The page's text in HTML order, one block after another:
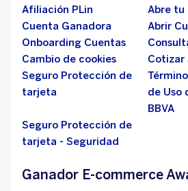
Afiliación PLin
Abre tu
Cuenta Ganadora
Abrir
Onboarding Cuentas
Cambio de cookies
Cotizar
Seguro Protección de
tarjeta
de Uso
BBVA
Seguro Protección de
tarjeta - Seguridad
Ganador E-commerce